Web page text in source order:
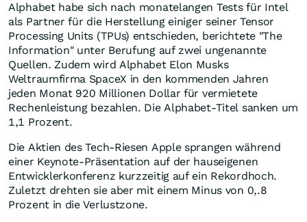
Alphabet habe sich nach monatelangen Tests für Intel
als Partner für die Herstellung einiger seiner Tensor
Processing Units (TPUs) entschieden, berichtete "The
Information" unter Berufung auf zwei ungenannte
Quellen. Zudem wird Alphabet Elon Musks
Weltraumfirma SpaceX in den kommenden Jahren
jeden Monat 920 Millionen Dollar für vermietete
Rechenleistung bezahlen. Die Alphabet-Titel sanken um
1,1 Prozent.
Die Aktien des Tech-Riesen Apple sprangen während
einer Keynote-Präsentation auf der hauseigenen
Entwicklerkonferenz kurzzeitig auf ein Rekordhoch.
Zuletzt drehten sie aber mit einem Minus von 0,.8
Prozent in die Verlustzone.